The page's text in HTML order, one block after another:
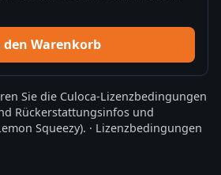
den Warenkorb
Sie die Culoca-Lizenzbedingungen
Rückerstattungsinfos und
Squeezy). · Lizenzbedingungen